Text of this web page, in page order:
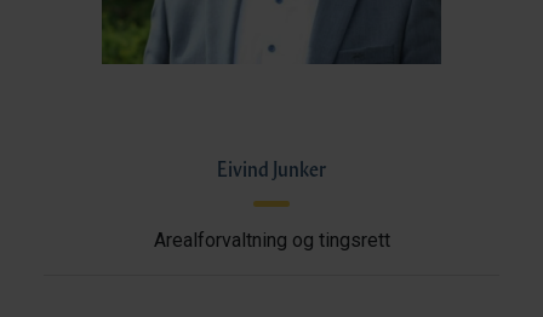
Eivind Junker
Arealforvaltning og tingsrett